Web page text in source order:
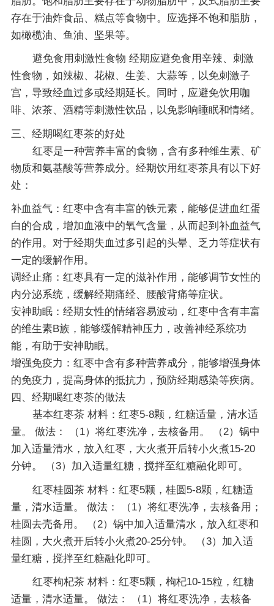
存在于油炸食品、糕点等食物中。应选择不饱和脂肪，
如橄榄油、鱼油、坚果等。
避免食用刺激性食物 经期应避免食用辛辣、刺激
性食物，如辣椒、花椒、生姜、大蒜等，以免刺激子
宫，导致经血过多或经期延长。同时，应避免饮用咖
啡、浓茶、酒精等刺激性饮品，以免影响睡眠和情绪。
三、经期喝红枣茶的好处
红枣是一种营养丰富的食物，含有多种维生素、矿
物质和氨基酸等营养成分。经期饮用红枣茶具有以下好
处：
补血益气：红枣中含有丰富的铁元素，能够促进血红蛋
白的合成，增加血液中的氧气含量，从而起到补血益气
的作用。对于经期失血过多引起的头晕、乏力等症状有
一定的缓解作用。
调经止痛：红枣具有一定的滋补作用，能够调节女性的
内分泌系统，缓解经期痛经、腰酸背痛等症状。
安神助眠：经期女性的情绪容易波动，红枣中含有丰富
的维生素B族，能够缓解精神压力，改善神经系统功
能，有助于安神助眠。
增强免疫力：红枣中含有多种营养成分，能够增强身体
的免疫力，提高身体的抵抗力，预防经期感染等疾病。
四、经期喝红枣茶的做法
基本红枣茶 材料：红枣5-8颗，红糖适量，清水适
量。 做法： （1）将红枣洗净，去核备用。 （2）锅中
加入适量清水，放入红枣，大火煮开后转小火煮15-20
分钟。 （3）加入适量红糖，搅拌至红糖融化即可。
红枣桂圆茶 材料：红枣5颗，桂圆5-8颗，红糖适
量，清水适量。 做法： （1）将红枣洗净，去核备用；
桂圆去壳备用。 （2）锅中加入适量清水，放入红枣和
桂圆，大火煮开后转小火煮20-25分钟。 （3）加入适
量红糖，搅拌至红糖融化即可。
红枣枸杞茶 材料：红枣5颗，枸杞10-15粒，红糖
适量，清水适量。 做法： （1）将红枣洗净，去核备